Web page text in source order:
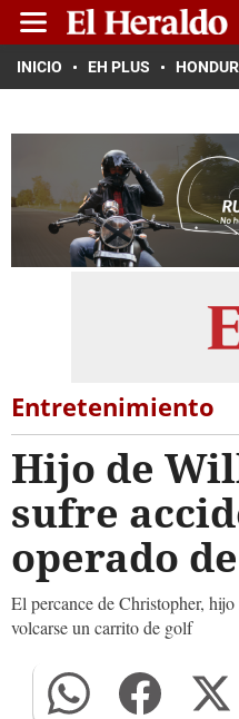
INICIO EH PLUS
Entretenimiento
Hijo de
sufre
operado
El percance de Christopher,
volcarse un carrito de golf